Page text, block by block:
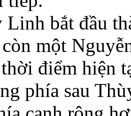
bắt đầu
một
điểm hiện
phía sau